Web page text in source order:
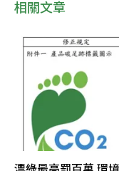
相關文章